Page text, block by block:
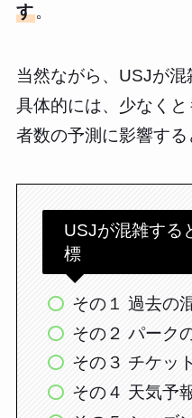
す。
当然ながら、USJが混
具体的には、少なく
者数の予測に影響する
USJが混雑する
標
その１ 過去の
その２ パーク
その３ チケッ
その４ 天気予